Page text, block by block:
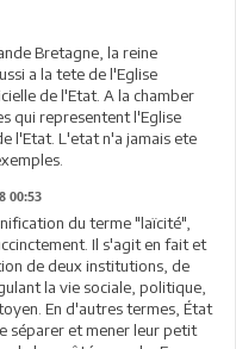
Bretagne, la reine
a la tete de l'Eglise
de l'Etat. A la chamber
qui representent l'Eglise
l'Etat. L'etat n'a jamais ete
00:53
du terme "laïcité",
Il s'agit en fait et
de deux institutions, de
la vie sociale, politique,
En d'autres termes, État
séparer et mener leur petit